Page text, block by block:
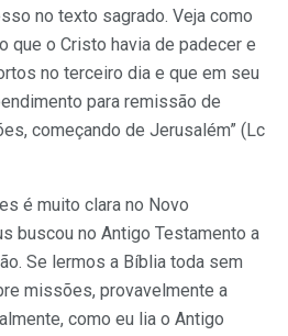
no texto sagrado. Veja como
que o Cristo havia de padecer e
no terceiro dia e que em seu
para remissão de
começando de Jerusalém” (Lc
é muito clara no Novo
buscou no Antigo Testamento a
Se lermos a Bíblia toda sem
missões, provavelmente a
como eu lia o Antigo